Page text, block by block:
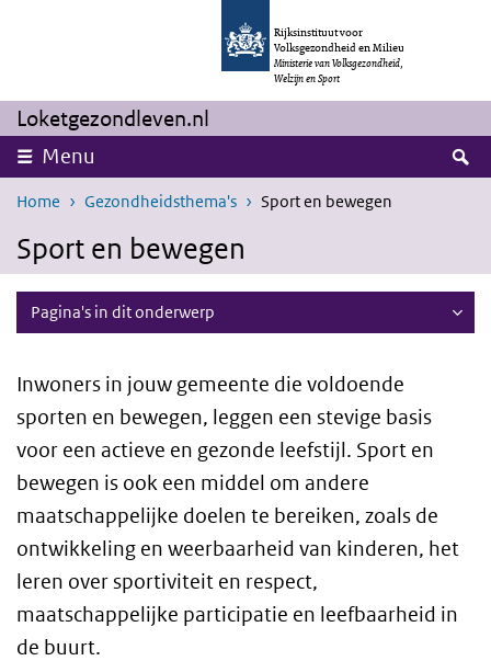
Overslaan en naar de inhoud gaan
Rijksinstituut voor
Volksgezondheid en Milieu
Ministerie van Volksgezondheid,
Welzijn en Sport
Loketgezondleven.nl
Menu
Home Gezondheidsthema's Sport en bewegen
Sport en bewegen
Pagina's in dit onderwerp
Inwoners in jouw gemeente die voldoende
sporten en bewegen, leggen een stevige basis
voor een actieve en gezonde leefstijl. Sport en
bewegen is ook een middel om andere
maatschappelijke doelen te bereiken, zoals de
ontwikkeling en weerbaarheid van kinderen, het
leren over sportiviteit en respect,
maatschappelijke participatie en leefbaarheid in
de buurt.